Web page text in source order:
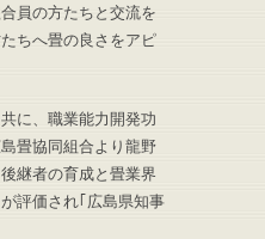
員の方たちと交流を
ちへ畳の良さをアピ
に、職業能力開発功
畳協同組合より龍野
継者の育成と畳業界
評価され｢広島県知事